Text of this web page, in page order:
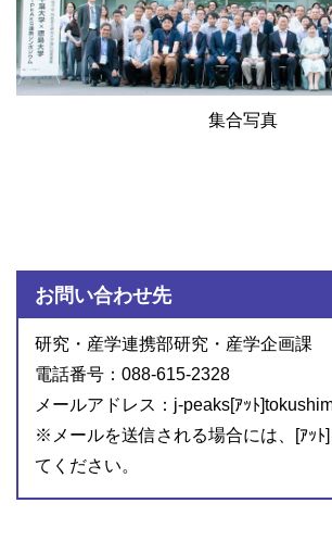
集合写真
お問い合わせ先
研究・産学連携部研究・産学企画課
電話番号：088-615-2328
メールアドレス：j-peaks[ｱｯﾄ
※メールを送信される場合には、[ｱｯﾄ]
てください。